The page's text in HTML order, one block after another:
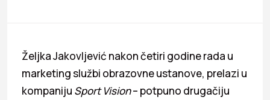
Željka Jakovljević nakon četiri godine rada u
marketing službi obrazovne ustanove, prelazi u
kompaniju Sport Vision– potpuno drugačiju